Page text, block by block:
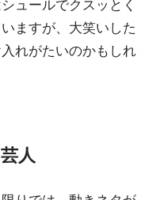
ュールでクスッとく
ますが、大笑いした
れがたいのかもしれ
人